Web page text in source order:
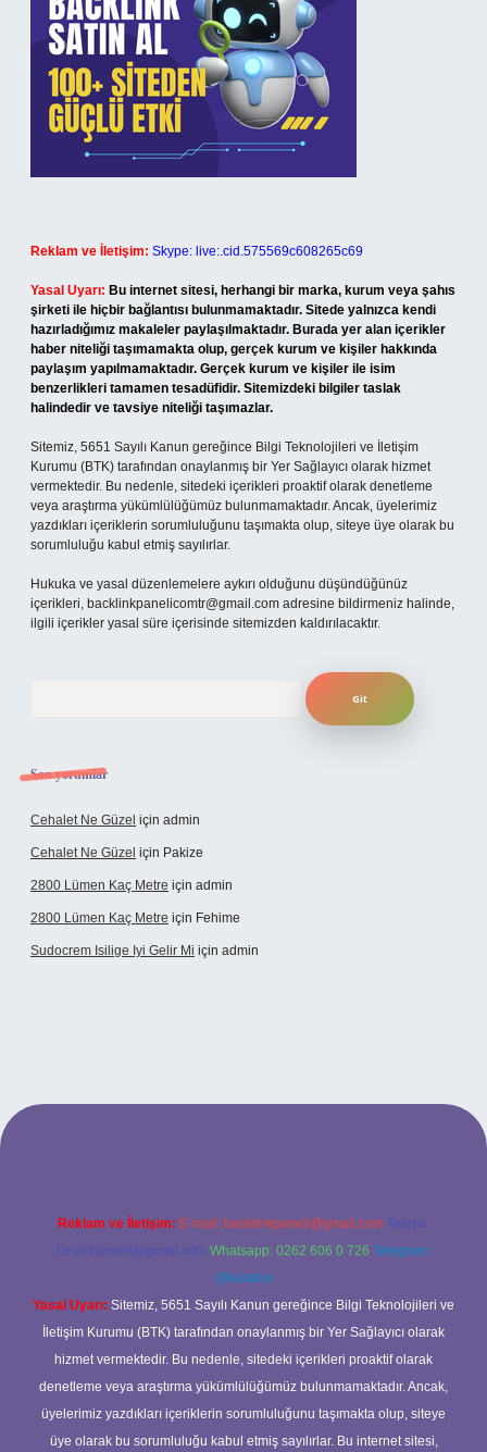
Reklam ve İletişim: Skype: live:.cid.575569c608265c69
Yasal Uyarı: Bu internet sitesi, herhangi bir marka, kurum veya şahıs
şirketi ile hiçbir bağlantısı bulunmamaktadır. Sitede yalnızca kendi
hazırladığımız makaleler paylaşılmaktadır. Burada yer alan içerikler
haber niteliği taşımamakta olup, gerçek kurum ve kişiler hakkında
paylaşım yapılmamaktadır. Gerçek kurum ve kişiler ile isim
benzerlikleri tamamen tesadüfidir. Sitemizdeki bilgiler taslak
halindedir ve tavsiye niteliği taşımazlar.
Sitemiz, 5651 Sayılı Kanun gereğince Bilgi Teknolojileri ve İletişim
Kurumu (BTK) tarafından onaylanmış bir Yer Sağlayıcı olarak hizmet
vermektedir. Bu nedenle, sitedeki içerikleri proaktif olarak denetleme
veya araştırma yükümlülüğümüz bulunmamaktadır. Ancak, üyelerimiz
yazdıkları içeriklerin sorumluluğunu taşımakta olup, siteye üye olarak bu
sorumluluğu kabul etmiş sayılırlar.
Hukuka ve yasal düzenlemelere aykırı olduğunu düşündüğünüz
içerikleri, backlinkpanelicomtr@gmail.com adresine bildirmeniz halinde,
ilgili içerikler yasal süre içerisinde sitemizden kaldırılacaktır.
Son yorumlar
Cehalet Ne Güzel için admin
Cehalet Ne Güzel için Pakize
2800 Lümen Kaç Metre için admin
2800 Lümen Kaç Metre için Fehime
Sudocrem Isilige Iyi Gelir Mi için admin
giriş
Reklam ve İletişim: E-mail: backlinkpaneli@gmail.com Teams:
forumhizmeti@gmail.com Whatsapp: 0262 606 0 726 Telegram:
@karabul
Yasal Uyarı: Sitemiz, 5651 Sayılı Kanun gereğince Bilgi Teknolojileri ve
İletişim Kurumu (BTK) tarafından onaylanmış bir Yer Sağlayıcı olarak
hizmet vermektedir. Bu nedenle, sitedeki içerikleri proaktif olarak
denetleme veya araştırma yükümlülüğümüz bulunmamaktadır. Ancak,
üyelerimiz yazdıkları içeriklerin sorumluluğunu taşımakta olup, siteye
üye olarak bu sorumluluğu kabul etmiş sayılırlar. Bu internet sitesi,